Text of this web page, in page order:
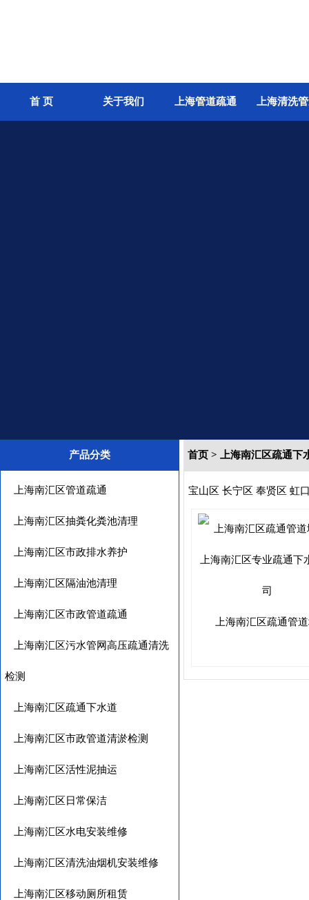
首 页 关于我们 上海管道疏通 上海清洗
产品分类
上海南汇区管道疏通
上海南汇区抽粪化粪池清理
上海南汇区市政排水养护
上海南汇区隔油池清理
上海南汇区市政管道疏通
上海南汇区污水管网高压疏通清洗
检测
上海南汇区疏通下水道
上海南汇区市政管道清淤检测
上海南汇区活性泥抽运
上海南汇区日常保洁
上海南汇区水电安装维修
上海南汇区清洗油烟机安装维修
上海南汇区移动厕所租赁
首页 > 上海南汇区疏通下
宝山区 长宁区 奉贤区 虹
上海南汇区疏通管